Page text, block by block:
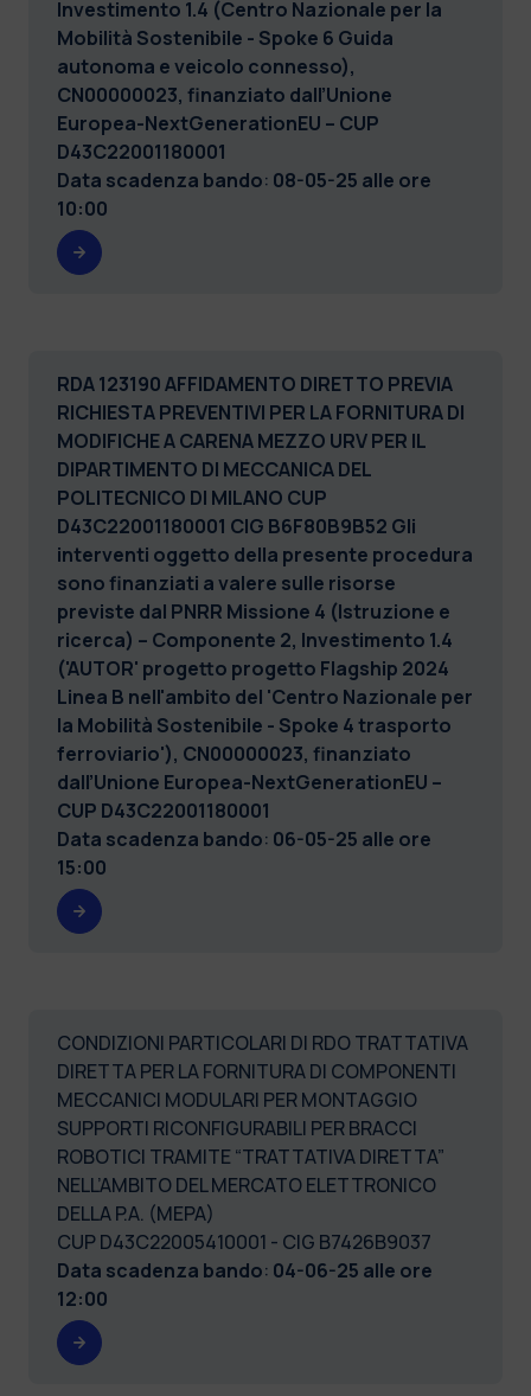
Investimento 1.4 (Centro Nazionale per la
Mobilità Sostenibile - Spoke 6 Guida
autonoma e veicolo connesso),
CN00000023, finanziato dall’Unione
Europea-NextGenerationEU – CUP
D43C22001180001
Data scadenza bando: 08-05-25 alle ore
10:00
RDA 123190 AFFIDAMENTO DIRETTO PREVIA
RICHIESTA PREVENTIVI PER LA FORNITURA DI
MODIFICHE A CARENA MEZZO URV PER IL
DIPARTIMENTO DI MECCANICA DEL
POLITECNICO DI MILANO CUP
D43C22001180001 CIG B6F80B9B52 Gli
interventi oggetto della presente procedura
sono finanziati a valere sulle risorse
previste dal PNRR Missione 4 (Istruzione e
ricerca) – Componente 2, Investimento 1.4
('AUTOR' progetto progetto Flagship 2024
Linea B nell'ambito del 'Centro Nazionale per
la Mobilità Sostenibile - Spoke 4 trasporto
ferroviario'), CN00000023, finanziato
dall’Unione Europea-NextGenerationEU –
CUP D43C22001180001
Data scadenza bando: 06-05-25 alle ore
15:00
CONDIZIONI PARTICOLARI DI RDO TRATTATIVA
DIRETTA PER LA FORNITURA DI COMPONENTI
MECCANICI MODULARI PER MONTAGGIO
SUPPORTI RICONFIGURABILI PER BRACCI
ROBOTICI TRAMITE “TRATTATIVA DIRETTA”
NELL’AMBITO DEL MERCATO ELETTRONICO
DELLA P.A. (MEPA)
CUP D43C22005410001 - CIG B7426B9037
Data scadenza bando: 04-06-25 alle ore
12:00